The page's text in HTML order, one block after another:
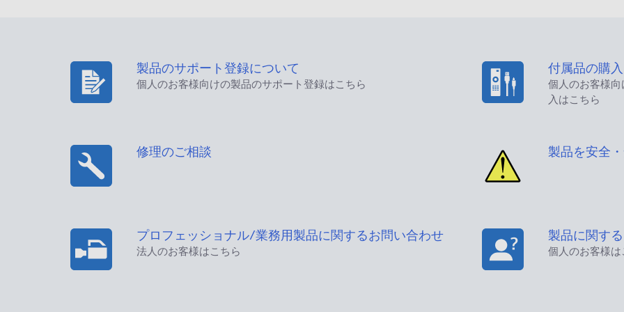
製品のサポート登録について
個人のお客様向けの製品のサポート登録はこちら
付属品の購入
個人のお客様
入はこちら
修理のご相談 製品を安全
プロフェッショナル/業務用製品に関するお問い合わせ
法人のお客様はこちら
製品に関す
個人のお客様